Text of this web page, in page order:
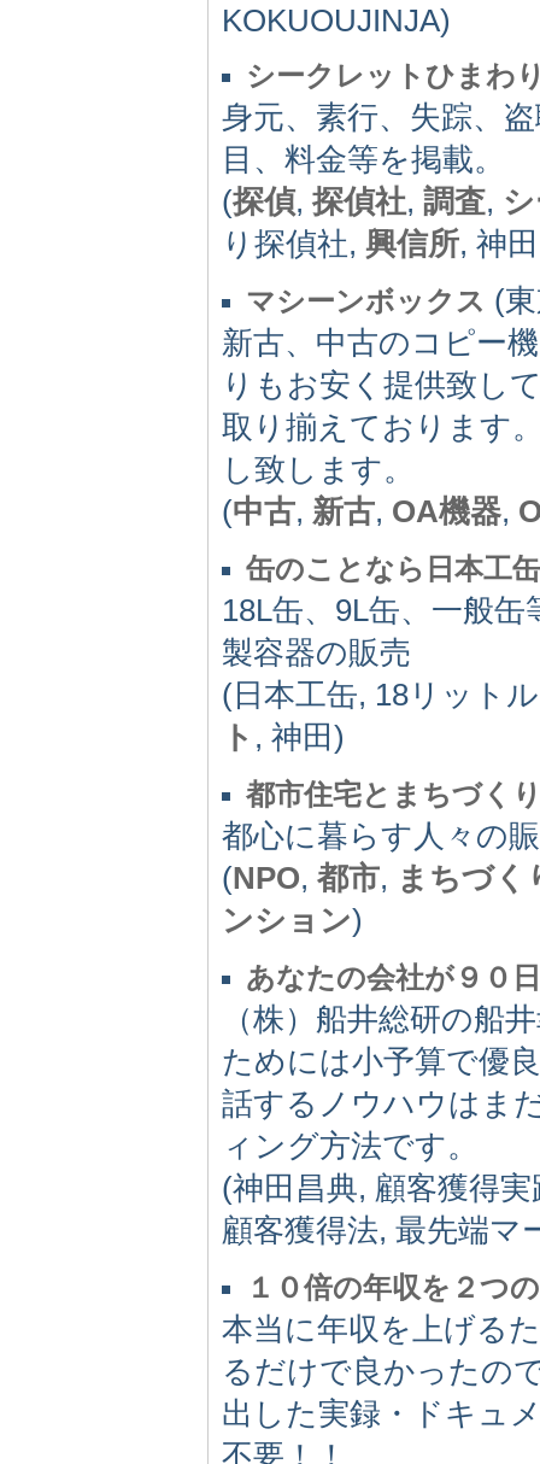
KOKUOUJINJA)
シークレットひまわ
身元、素行、失踪、
目、料金等を掲載。
(探偵, 探偵社, 調査,
り探偵社, 興信所, 神
マシーンボックス (
新古、中古のコピー
りもお安く提供致し
取り揃えております
し致します。
(中古, 新古, OA機器,
缶のことなら日本工
18L缶、9L缶、一般
製容器の販売
(日本工缶, 18リット
ト , 神田)
都市住宅とまちづく
都心に暮らす人々の
(NPO, 都市, まちづく
ンション)
あなたの会社が９０
（株）船井総研の船
ためには小予算で優
話するノウハウはま
ィング方法です。
(神田昌典, 顧客獲得
顧客獲得法, 最先端
１０倍の年収を２つ
本当に年収を上げる
るだけで良かったの
出した実録・ドキュ
不要！！